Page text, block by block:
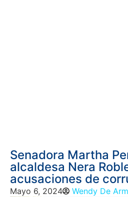
Senadora Martha
alcaldesa Nera
acusaciones de
Mayo 6, 2024
Wendy De